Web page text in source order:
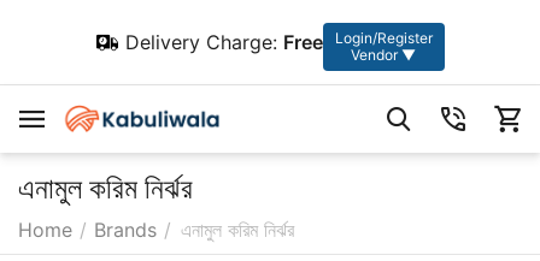
Delivery Charge: Free
Login/Register
Vendor ▼
এনামুল করিম নির্ঝর
Home / Brands / এনামুল করিম নির্ঝর